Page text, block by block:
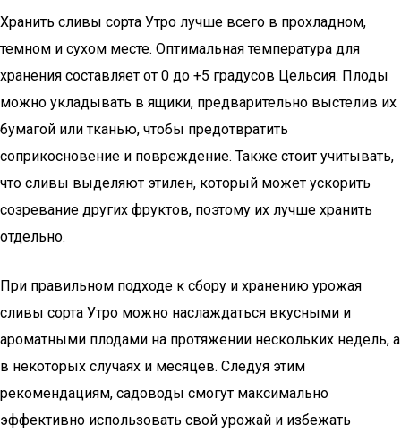
Хранить сливы сорта Утро лучше всего в прохладном,
темном и сухом месте. Оптимальная температура для
хранения составляет от 0 до +5 градусов Цельсия. Плоды
можно укладывать в ящики, предварительно выстелив их
бумагой или тканью, чтобы предотвратить
соприкосновение и повреждение. Также стоит учитывать,
что сливы выделяют этилен, который может ускорить
созревание других фруктов, поэтому их лучше хранить
отдельно.
При правильном подходе к сбору и хранению урожая
сливы сорта Утро можно наслаждаться вкусными и
ароматными плодами на протяжении нескольких недель, а
в некоторых случаях и месяцев. Следуя этим
рекомендациям, садоводы смогут максимально
эффективно использовать свой урожай и избежать